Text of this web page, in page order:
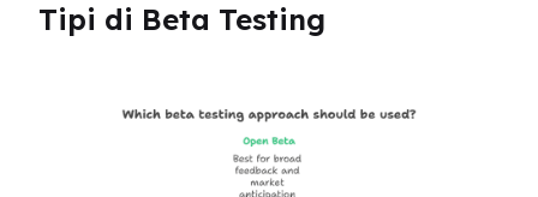
Tipi di Beta Testing